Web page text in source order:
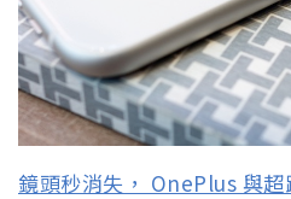
鏡頭秒消失， OnePlus 與